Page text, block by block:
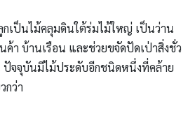
เป็นไม้คลุมดินใต้ร่มไม้ใหญ่ เป็นว่าน
า บ้านเรือน และช่วยขจัดปัดเป่าสิ่งชั่ว
ปัจจุบันมีไม้ประดับอีกชนิดหนึ่งที่คล้าย
กว่า